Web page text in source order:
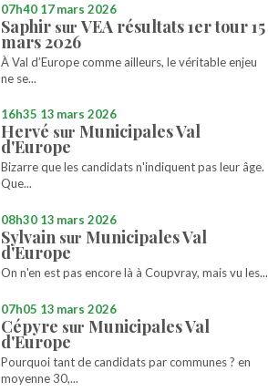
07h40 17mars 2026
Saphir sur VEA résultats 1er tour 15
mars 2026
À Val d’Europe comme ailleurs, le véritable enjeu
ne se...
16h35 13 mars 2026
Hervé sur Municipales Val
d'Europe
Bizarre que les candidats n'indiquent pas leur âge.
Que...
08h30 13 mars 2026
Sylvain sur Municipales Val
d'Europe
On n'en est pas encore là à Coupvray, mais vu les...
07h05 13 mars 2026
Cépyre sur Municipales Val
d'Europe
Pourquoi tant de candidats par communes ? en
moyenne 30,...